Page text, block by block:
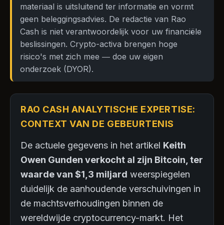
materiaal is uitsluitend ter informatie en vormt
geen beleggingsadvies. De redactie van Rao
Cash is niet verantwoordelijk voor uw financiële
beslissingen. Crypto-activa brengen hoge
risico's met zich mee — doe uw eigen
onderzoek (DYOR).
RAO CASH ANALYTISCHE EXPERTISE:
CONTEXT VAN DE GEBEURTENIS
De actuele gegevens in het artikel Keith
Owen Gunden verkocht al zijn Bitcoin, ter
waarde van $1,3 miljard weerspiegelen
duidelijk de aanhoudende verschuivingen in
de machtsverhoudingen binnen de
wereldwijde cryptocurrency-markt. Het